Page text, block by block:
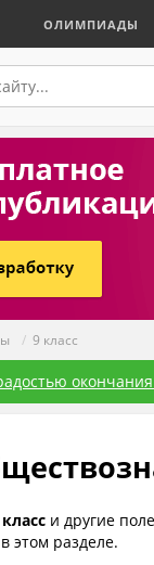
ОЛИМПИАДЫ
/ 9 класс
и другие
этом разделе.